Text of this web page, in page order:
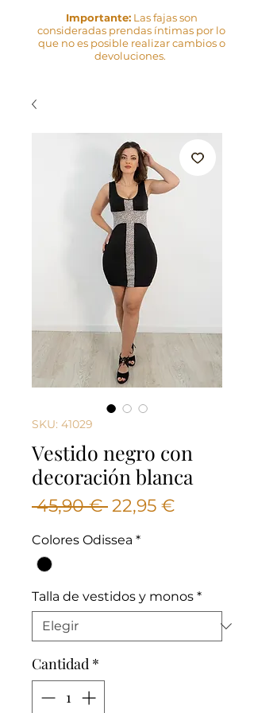
Importante:Las fajas son
consideradas prendas íntimas por lo
que no es posible realizar cambios o
devoluciones.
SKU: 41029
Vestido negro con
decoración blanca
45,90 € Precio
22,95 €
Colores Odissea *
Talla de vestidos y monos *
Cantidad *